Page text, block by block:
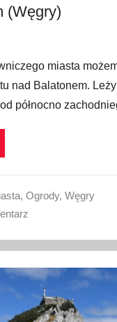
(Węgry)
miasta
nad Balatonem.
północno
, Ogrody, Węgry